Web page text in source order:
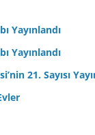
Yayınlandı
Yayınlandı
21. Sayısı